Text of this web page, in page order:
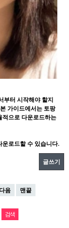
부터 시작해야 할지
가이드에서는 토팡
적으로 다운로드하는
로드할 수 있습니다.
글쓰기
다음 맨끝